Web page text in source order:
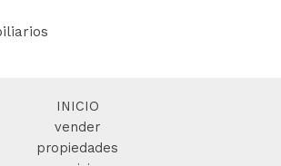
INICIO